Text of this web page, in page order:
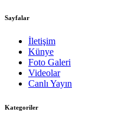
Sayfalar
İletişim
Künye
Foto Galeri
Videolar
Canlı Yayın
Kategoriler